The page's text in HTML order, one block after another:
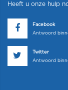
Heeft u onze hulp
Facebook
Antwoord
Twitter
Antwoord